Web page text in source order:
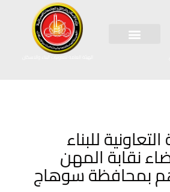
الهيئة العامة لتعاونيات البناء والاسكان
للبناء
نقابة المهن
بمحافظة سوهاج